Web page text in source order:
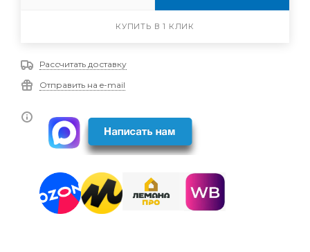
КУПИТЬ В 1 КЛИК
Рассчитать доставку
Отправить на e-mail